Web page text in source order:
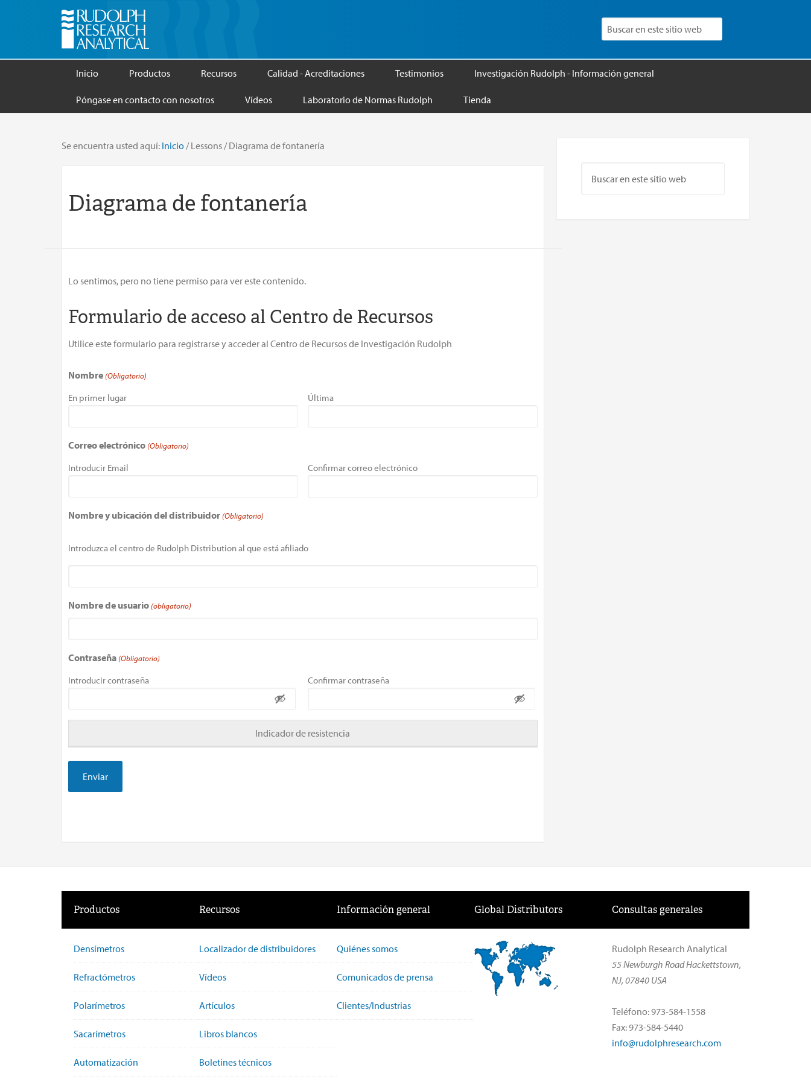
Inicio Productos Recursos Calidad - Acreditaciones Testimonios Investigación Rudolph - Información general
Póngase en contacto con nosotros Vídeos Laboratorio de Normas Rudolph Tienda
Se encuentra usted aquí: Inicio /Lessons /Diagrama de fontanería
Diagrama de fontanería
Lo sentimos, pero no tiene permiso para ver este contenido.
Formulario de acceso al Centro de Recursos
Utilice este formulario para registrarse y acceder al Centro de Recursos de Investigación Rudolph
Nombre (Obligatorio)
En primer lugar Última
Correo electrónico (Obligatorio)
Introducir Email Confirmar correo electrónico
Nombre y ubicación del distribuidor (Obligatorio)
Introduzca el centro de Rudolph Distribution al que está afiliado
Nombre de usuario (obligatorio)
Contraseña (Obligatorio)
Introducir contraseña Confirmar contraseña
Indicador de resistencia
Productos
Densímetros
Refractómetros
Polarímetros
Sacarímetros
Automatización
Recursos
Localizador de distribuidores
Vídeos
Artículos
Libros blancos
Boletines técnicos
Información general
Quiénes somos
Comunicados de prensa
Clientes/Industrias
Global Distributors Consultas generales
Rudolph Research Analytical
55 Newburgh Road Hackettstown,
NJ, 07840 USA
Teléfono: 973-584-1558
Fax: 973-584-5440
info@rudolphresearch.com